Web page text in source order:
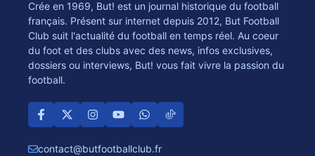
Crée en 1969, But! est un journal historique du football
français. Présent sur internet depuis 2012, But Football
Club suit l'actualité du football en temps réel. Au coeur
du foot et des clubs avec des news, infos exclusives,
dossiers ou interviews, But! vous fait vivre la passion du
football.
contact@butfootballclub.fr